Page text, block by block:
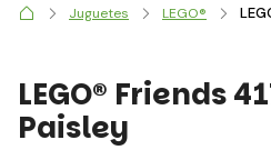
Juguetes LEGO®
LEGO® Friends
Paisley